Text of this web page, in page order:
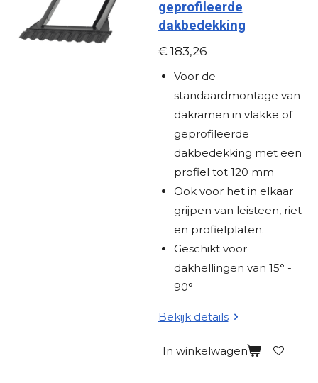
geprofileerde
dakbedekking
€ 183,26
Voor de
standaardmontage van
dakramen in vlakke of
geprofileerde
dakbedekking met een
profiel tot 120 mm
Ook voor het in elkaar
grijpen van leisteen, riet
en profielplaten.
Geschikt voor
dakhellingen van 15° -
90°
Bekijk details
In winkelwagen